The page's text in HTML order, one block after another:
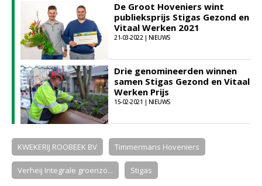
De Groot Hoveniers wint
publieksprijs Stigas Gezond en
Vitaal Werken 2021
21-03-2022 | NIEUWS
Drie genomineerden winnen
samen Stigas Gezond en Vitaal
Werken Prijs
15-02-2021 | NIEUWS
KWEKERIJ ROOBEEK BV Timmermans Hoveniers
Verheij Integrale groenzo... Stigas